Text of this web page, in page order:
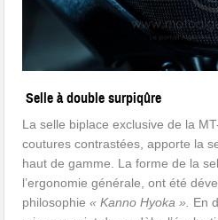
Selle à double surpiqûre
La selle biplace exclusive de la
coutures contrastées, apporte la
haut de gamme. La forme de la
l’ergonomie générale, ont été
philosophie« Kanno Hyoka ».
En